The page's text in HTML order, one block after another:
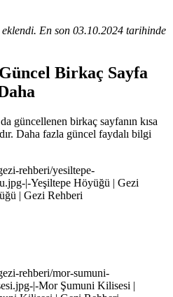
En son 03.10.2024 tarihinde
Birkaç Sayfa
güncellenen birkaç sayfanın kısa
Daha fazla güncel faydalı bilgi
rehberi/yesiltepe-
|-Yeşiltepe Höyüğü | Gezi
| Gezi Rehberi
rehberi/mor-sumuni-
|-Mor Şumuni Kilisesi |